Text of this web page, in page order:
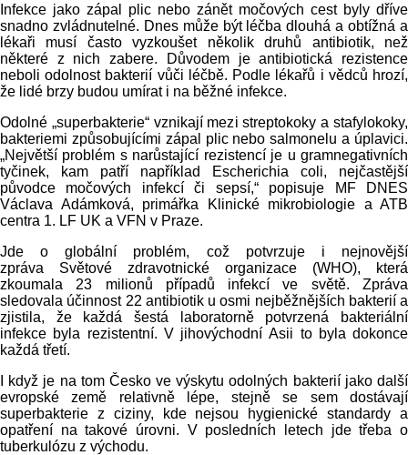
Infekce jako zápal plic nebo zánět močových cest byly dříve
snadno zvládnutelné. Dnes může být léčba dlouhá a obtížná a
lékaři musí často vyzkoušet několik druhů antibiotik, než
některé z nich zabere. Důvodem je antibiotická rezistence
neboli odolnost bakterií vůči léčbě. Podle lékařů i vědců hrozí,
že lidé brzy budou umírat i na běžné infekce.
Odolné „superbakterie“ vznikají mezi streptokoky a stafylokoky,
bakteriemi způsobujícími zápal plic nebo salmonelu a úplavici.
„Největší problém s narůstající rezistencí je u gramnegativních
tyčinek, kam patří například Escherichia coli, nejčastější
původce močových infekcí či sepsí,“ popisuje MF DNES
Václava Adámková, primářka Klinické mikrobiologie a ATB
centra 1. LF UK a VFN v Praze.
Jde o globální problém, což potvrzuje i nejnovější
zpráva Světové zdravotnické organizace (WHO), která
zkoumala 23 milionů případů infekcí ve světě. Zpráva
sledovala účinnost 22 antibiotik u osmi nejběžnějších bakterií a
zjistila, že každá šestá laboratorně potvrzená bakteriální
infekce byla rezistentní. V jihovýchodní Asii to byla dokonce
každá třetí.
I když je na tom Česko ve výskytu odolných bakterií jako další
evropské země relativně lépe, stejně se sem dostávají
superbakterie z ciziny, kde nejsou hygienické standardy a
opatření na takové úrovni. V posledních letech jde třeba o
tuberkulózu z východu.